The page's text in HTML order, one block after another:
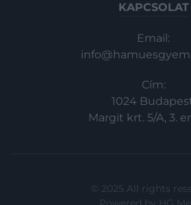
KAPCSOLAT
Email:
Cím:
1024
Margit krt. 5/A, 3.
© 2025 All rights